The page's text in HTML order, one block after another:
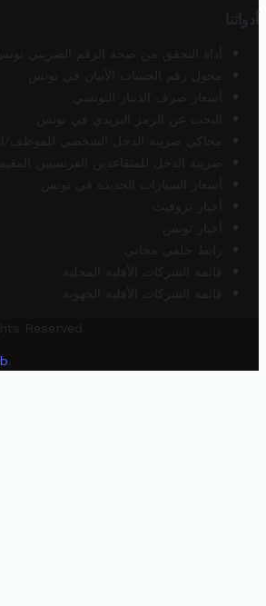
أدواتنا
أداة التحقق من صحة الرقم الضريبي تونس
محول رقم الحساب الآيبان في تونس
أسعار صرف الدينار التونسي
البحث عن الرمز البريدي في تونس
محاكي ضريبة الدخل الشخصي للموظف/
ضريبة الدخل للمتقاعدين الفرنسيين
أسعار السيارات الجديدة في تونس
أخبار تروفيت
أخبار تونس
رابط خلفي مجاني
قائمة الشركات الأهلية المحلية
قائمة الشركات الأهلية الجهوية
Reserved.